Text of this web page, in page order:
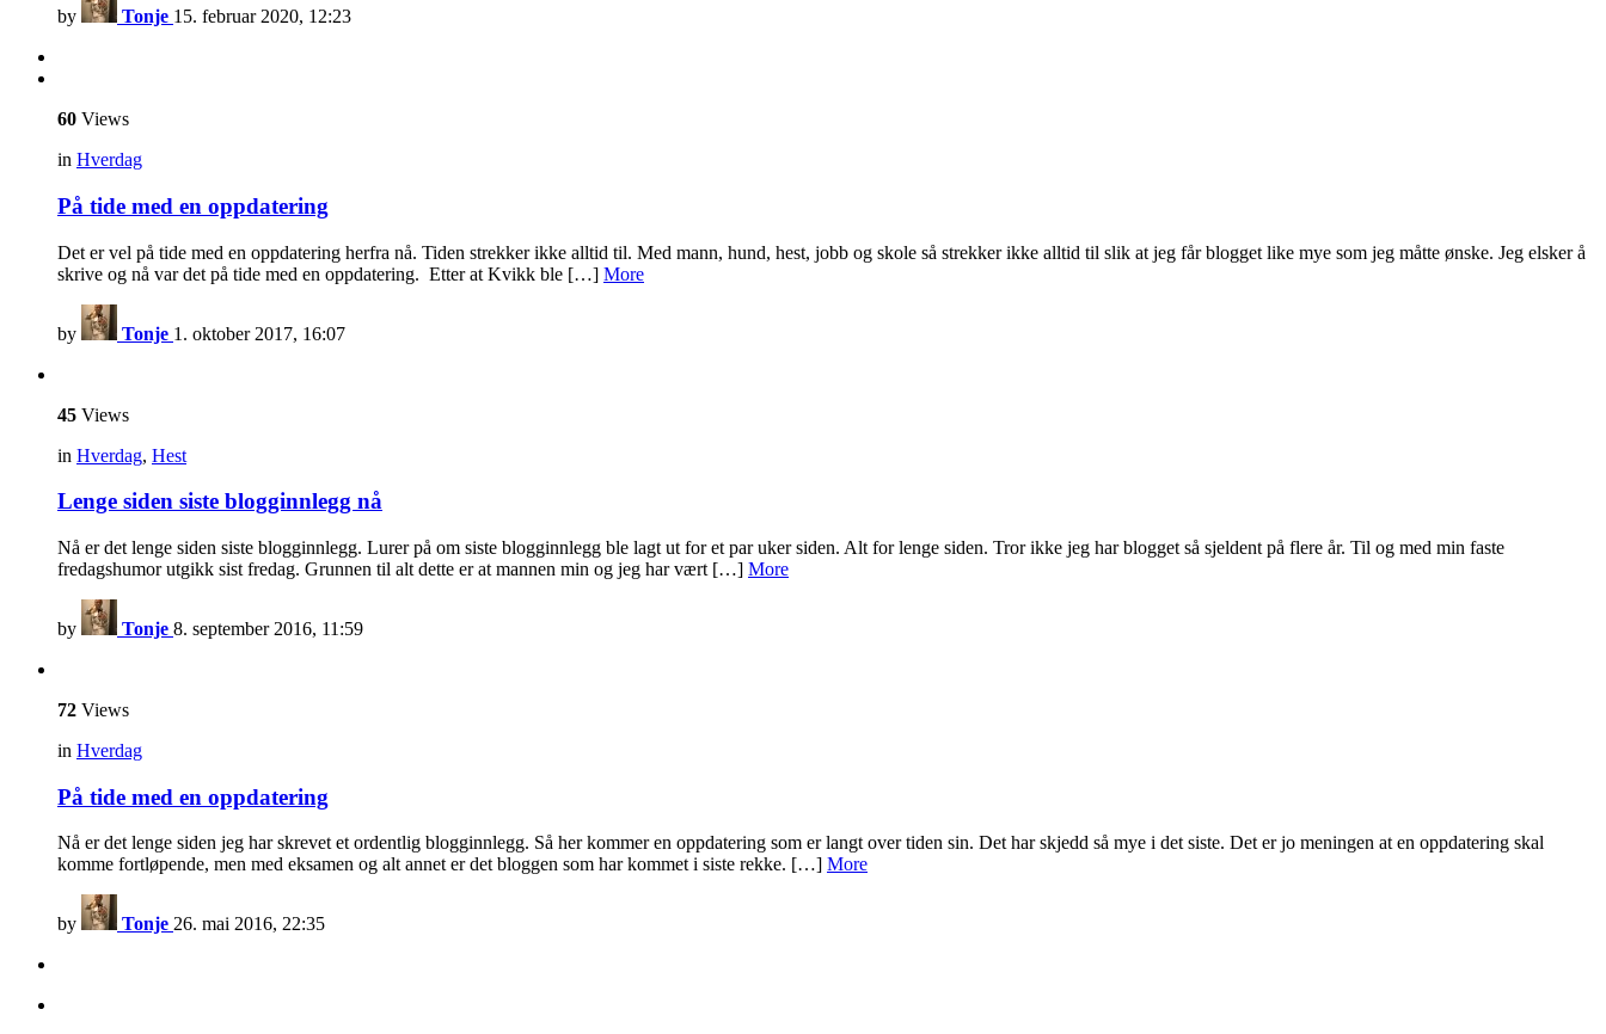
by Tonje 15. februar 2020, 12:23
60 Views
in Hverdag
På tide med en oppdatering
Det er vel på tide med en oppdatering herfra nå. Tiden strekker ikke alltid til. Med mann, hund, hest, jobb og skole så strekker ikke alltid til slik at jeg får blogget like mye som jeg måtte ønske. Jeg elsker å
skrive og nå var det på tide med en oppdatering. Etter at Kvikk ble […] More
by Tonje 1. oktober 2017, 16:07
45 Views
in Hverdag, Hest
Lenge siden siste blogginnlegg nå
Nå er det lenge siden siste blogginnlegg. Lurer på om siste blogginnlegg ble lagt ut for et par uker siden. Alt for lenge siden. Tror ikke jeg har blogget så sjeldent på flere år. Til og med min faste
fredagshumor utgikk sist fredag. Grunnen til alt dette er at mannen min og jeg har vært […] More
by Tonje 8. september 2016, 11:59
72 Views
in Hverdag
På tide med en oppdatering
Nå er det lenge siden jeg har skrevet et ordentlig blogginnlegg. Så her kommer en oppdatering som er langt over tiden sin. Det har skjedd så mye i det siste. Det er jo meningen at en oppdatering skal
komme fortløpende, men med eksamen og alt annet er det bloggen som har kommet i siste rekke. […] More
by Tonje 26. mai 2016, 22:35